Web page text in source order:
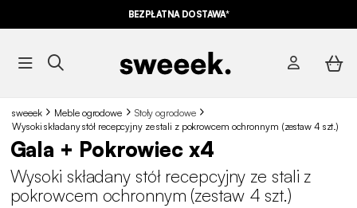
BEZPŁATNA DOSTAWA*
sweeek Meble ogrodowe
Stoły ogrodowe
Wysoki składany stół recepcyjny ze stali z pokrowcem ochronnym (zestaw 4 szt.)
Gala + Pokrowiec x4
Wysoki składany stół recepcyjny ze stali z
pokrowcem ochronnym (zestaw 4 szt.)